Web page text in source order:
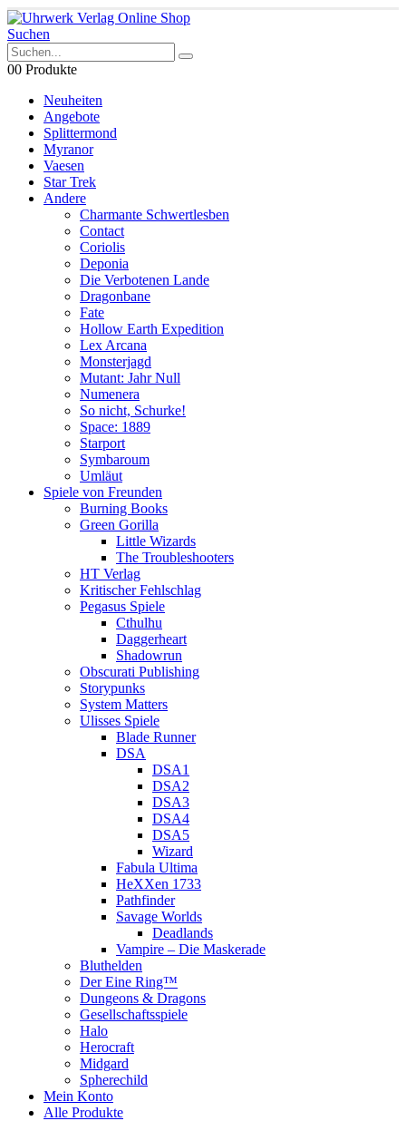
Suchen
00 Produkte
Neuheiten
Angebote
Splittermond
Myranor
Vaesen
Star Trek
Andere
Charmante Schwertlesben
Contact
Coriolis
Deponia
Die Verbotenen Lande
Dragonbane
Fate
Hollow Earth Expedition
Lex Arcana
Monsterjagd
Mutant: Jahr Null
Numenera
So nicht, Schurke!
Space: 1889
Starport
Symbaroum
Umläut
Spiele von Freunden
Burning Books
Green Gorilla
Little Wizards
The Troubleshooters
HT Verlag
Kritischer Fehlschlag
Pegasus Spiele
Cthulhu
Daggerheart
Shadowrun
Obscurati Publishing
Storypunks
System Matters
Ulisses Spiele
Blade Runner
DSA
DSA1
DSA2
DSA3
DSA4
DSA5
Wizard
Fabula Ultima
HeXXen 1733
Pathfinder
Savage Worlds
Deadlands
Vampire – Die Maskerade
Bluthelden
Der Eine Ring™
Dungeons & Dragons
Gesellschaftsspiele
Halo
Herocraft
Midgard
Spherechild
Mein Konto
Alle Produkte